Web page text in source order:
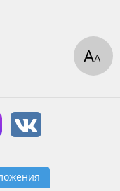
АА